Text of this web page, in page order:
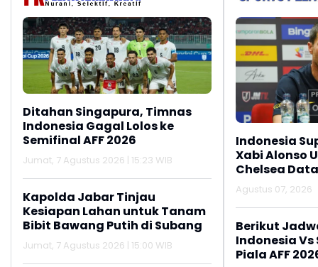
Ditahan Singapura, Timnas
Indonesia Gagal Lolos ke
Semifinal AFF 2026
Jumat, 7 Agustus 2026 | 15:23 WIB
Kapolda Jabar Tinjau
Kesiapan Lahan untuk Tanam
Bibit Bawang Putih di Subang
Jumat, 7 Agustus 2026 | 15:00 WIB
Indonesia
Xabi Alonso
Chelsea
Agustus 07, 2026
Berikut
Indonesia
Piala AFF